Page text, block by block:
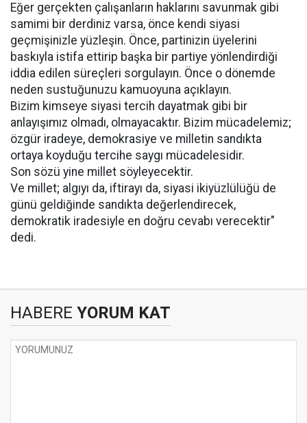
Eğer gerçekten çalışanların haklarını savunmak gibi
samimi bir derdiniz varsa, önce kendi siyasi
geçmişinizle yüzleşin. Önce, partinizin üyelerini
baskıyla istifa ettirip başka bir partiye yönlendirdiği
iddia edilen süreçleri sorgulayın. Önce o dönemde
neden sustuğunuzu kamuoyuna açıklayın.
Bizim kimseye siyasi tercih dayatmak gibi bir
anlayışımız olmadı, olmayacaktır. Bizim mücadelemiz;
özgür iradeye, demokrasiye ve milletin sandıkta
ortaya koyduğu tercihe saygı mücadelesidir.
Son sözü yine millet söyleyecektir.
Ve millet; algıyı da, iftirayı da, siyasi ikiyüzlülüğü de
günü geldiğinde sandıkta değerlendirecek,
demokratik iradesiyle en doğru cevabı verecektir"
dedi.
HABERE YORUM KAT